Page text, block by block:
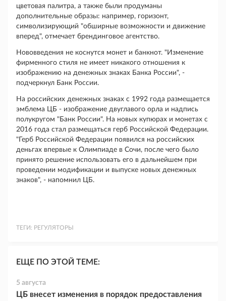
цветовая палитра, а также были продуманы
дополнительные образы: например, горизонт,
символизирующий "обширные возможности и движение
вперед", отмечает брендинговое агентство.
Нововведения не коснутся монет и банкнот. "Изменение
фирменного стиля не имеет никакого отношения к
изображению на денежных знаках Банка России", -
подчеркнул Банк России.
На российских денежных знаках с 1992 года размещается
эмблема ЦБ - изображение двуглавого орла и надпись
полукругом "Банк России". На новых купюрах и монетах с
2016 года стал размещаться герб Российской Федерации.
"Герб Российской Федерации появился на российских
деньгах впервые к Олимпиаде в Сочи, после чего было
принято решение использовать его в дальнейшем при
проведении модификации и выпуске новых денежных
знаков", - напомнил ЦБ.
ТЕГИ: РЕГУЛЯТОРЫ
ЕЩЕ ПО ЭТОЙ ТЕМЕ:
5 августа
ЦБ внесет изменения в порядок предоставления